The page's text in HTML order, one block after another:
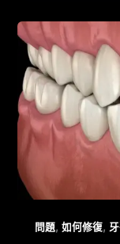
問題,如何修復,